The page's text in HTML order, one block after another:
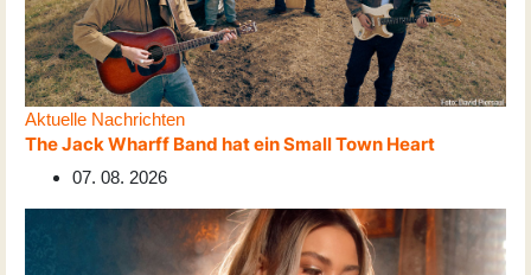
Aktuelle Nachrichten
The Jack Wharff Band hat ein Small Town Heart
07. 08. 2026